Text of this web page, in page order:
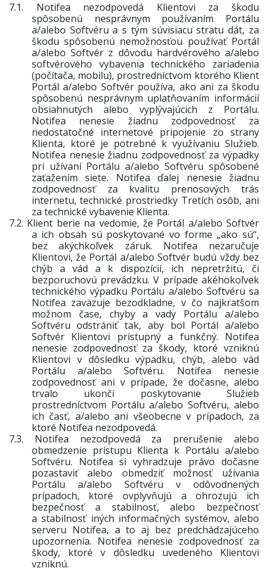
7.1. Notifea nezodpovedá Klientovi za škodu
spôsobenú nesprávnym používaním Portálu
a/alebo Softvéru a s tým súvisiacu stratu dát, za
škodu spôsobenú nemožnosťou používať Portál
a/alebo Softvér z dôvodu hardvérového a/alebo
softvérového vybavenia technického zariadenia
(počítača, mobilu), prostredníctvom ktorého Klient
Portál a/alebo Softvér používa, ako ani za škodu
spôsobenú nesprávnym uplatňovaním informácií
obsiahnutých alebo vyplývajúcich z Portálu.
Notifea nenesie žiadnu zodpovednosť za
nedostatočné internetové pripojenie zo strany
Klienta, ktoré je potrebné k využívaniu Služieb.
Notifea nenesie žiadnu zodpovednosť za výpadky
pri užívaní Portálu a/alebo Softvéru spôsobené
zaťažením siete. Notifea ďalej nenesie žiadnu
zodpovednosť za kvalitu prenosových trás
internetu, technické prostriedky Tretích osôb, ani
za technické vybavenie Klienta.
7.2. Klient berie na vedomie, že Portál a/alebo Softvér
a ich obsah sú poskytované vo forme „ako sú“,
bez akýchkoľvek záruk. Notifea nezaručuje
Klientovi, že Portál a/alebo Softvér budú vždy bez
chýb a vád a k dispozícií, ich nepretržitú, či
bezporuchovú prevádzku. V prípade akéhokoľvek
technického výpadku Portálu a/alebo Softvéru sa
Notifea zaväzuje bezodkladne, v čo najkratšom
možnom čase, chyby a vady Portálu a/alebo
Softvéru odstrániť tak, aby bol Portál a/alebo
Softvér Klientovi prístupný a funkčný. Notifea
nenesie zodpovednosť za škody, ktoré vzniknú
Klientovi v dôsledku výpadku, chýb, alebo vád
Portálu a/alebo Softvéru. Notifea nenesie
zodpovednosť ani v prípade, že dočasne, alebo
trvalo ukončí poskytovanie Služieb
prostredníctvom Portálu a/alebo Softvéru, alebo
ich časť, a/alebo ani všeobecne v prípadoch, za
ktoré Notifea nezodpovedá.
7.3. Notifea nezodpovedá za prerušenie alebo
obmedzenie prístupu Klienta k Portálu a/alebo
Softvéru. Notifea si vyhradzuje právo dočasne
pozastaviť alebo obmedziť možnosť užívania
Portálu a/alebo Softvéru v odôvodnených
prípadoch, ktoré ovplyvňujú a ohrozujú ich
bezpečnosť a stabilnosť, alebo bezpečnosť
a stabilnosť iných informačných systémov, alebo
serveru Notifea, a to aj bez predchádzajúceho
upozornenia. Notifea nenesie zodpovednosť za
škody, ktoré v dôsledku uvedeného Klientovi
vzniknú.